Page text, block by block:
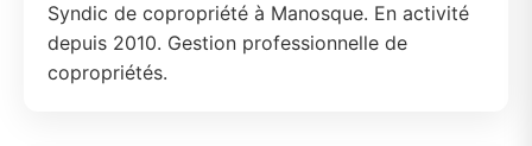
Syndic de copropriété à Manosque. En activité
depuis 2010. Gestion professionnelle de
copropriétés.